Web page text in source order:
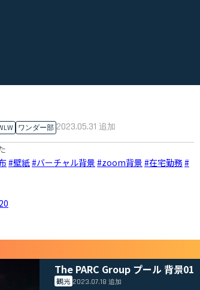
ワンダー部 2023.05.31追加
#壁紙#バーチャル背景 #zoom背景 #在宅勤務 #
The PARC Group プール 背景01
観光 2023.07.18追加